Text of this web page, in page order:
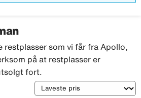
restplasser som vi får fra Apollo,
på at restplasser er
fort.
Sortering